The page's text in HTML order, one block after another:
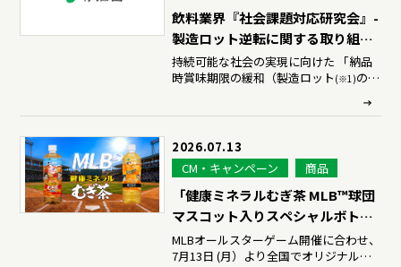
飲料業界『社会課題対応研究会』-
製造ロット逆転に関する取り組み
について
持続可能な社会の実現に向けた 「納品
時賞味期限の緩和（製造ロット (※1)の逆
2026.07.13
CM・キャンペーン
商品
「健康ミネラルむぎ茶 MLB™球団
マスコット入りスペシャルボト
ル」販売開始から2週間で2,500万
本突破(※1)
MLBオールスターゲーム開催に合わせ、
7月13日 (月）より全国でオリジナル店